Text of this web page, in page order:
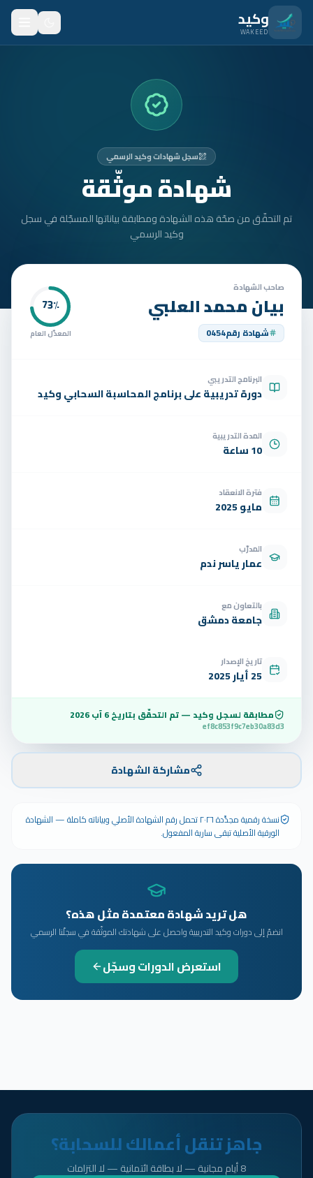
انتقل للمحتوى الرئيسي
وكيد
WAKEED
المتدربون
الأمان
تواصل
الوظائف
سجل شهادات وكيد الرسمي
شهادة موثّقة
تم التحقّق من صحّة هذه الشهادة ومطابقة بياناتها المسجّلة في سجل
وكيد الرسمي
صاحب الشهادة
بيان محمد العلبي
شهادة رقم0454
73٪
المعدّل العام
البرنامج التدريبي
دورة تدريبية على برنامج المحاسبة السحابي وكيد
المدة التدريبية
10 ساعة
فترة الانعقاد
مايو 2025
المدرّب
عمار ياسر ندم
بالتعاون مع
جامعة دمشق
تاريخ الإصدار
25 أيار 2025
مطابقة لسجل وكيد — تم التحقّق بتاريخ6 آب 2026
ef8c853f9c7eb30a83d3
مشاركة الشهادة
نسخة رقمية مجدَّدة ٢٠٢٦ تحمل رقم الشهادة الأصلي وبياناته كاملة — الشهادة
الورقية الأصلية تبقى سارية المفعول.
هل تريد شهادة معتمدة مثل هذه؟
انضمّ إلى دورات وكيد التدريبية واحصل على شهادتك الموثّقة في سجلّنا الرسمي
استعرض الدورات وسجّل
جاهز تنقل أعمالك للسحابة؟
8 أيام مجانية — لا بطاقة ائتمانية — لا التزامات